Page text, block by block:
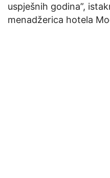
uspješnih godina”,
menadžerica hotela